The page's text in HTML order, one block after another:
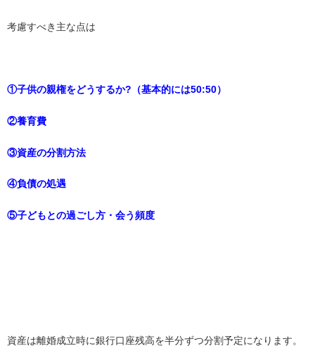
考慮すべき主な点は
①子供の親権をどうするか?（基本的には50:50）
②養育費
③資産の分割方法
④負債の処遇
⑤子どもとの過ごし方・会う頻度
資産は離婚成立時に銀行口座残高を半分ずつ分割予定になります。